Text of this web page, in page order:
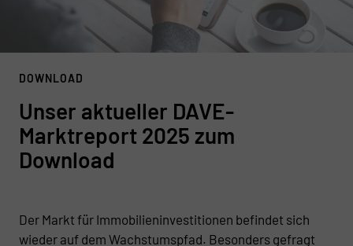
DOWNLOAD
Unser aktueller DAVE-
Marktreport 2025 zum
Download
Der Markt für Immobilieninvestitionen befindet sich
wieder auf dem Wachstumspfad. Besonders gefragt